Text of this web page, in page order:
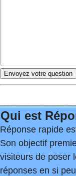
Qui est
Réponse rapide
Son objectif
visiteurs de poser
réponses en si